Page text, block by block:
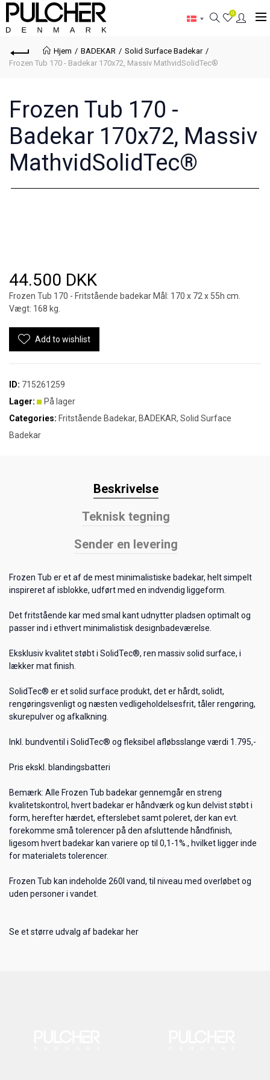
0
Hjem BADEKAR
Solid Surface Badekar
Frozen Tub 170 - Badekar 170x72, Massiv MathvidSolidTec®
Frozen Tub 170 -
Badekar 170x72, Massiv
MathvidSolidTec®
44.500 DKK
Frozen Tub 170 - Fritstående badekar Mål: 170 x 72 x 55h cm.
Vægt: 168 kg.
Add to wishlist
ID: 715261259
Lager:
På lager
Categories: Fritstående Badekar, BADEKAR, Solid Surface
Badekar
Beskrivelse
Teknisk tegning
Sender en levering
Frozen Tub er et af de mest minimalistiske badekar, helt simpelt
inspireret af isblokke, udført med en indvendig liggeform.
Det fritstående kar med smal kant udnytter pladsen optimalt og
passer ind i ethvert minimalistisk designbadeværelse.
Eksklusiv kvalitet støbt i SolidTec®, ren massiv solid surface, i
lækker mat finish.
SolidTec® er et solid surface produkt, det er hårdt, solidt,
rengøringsvenligt og næsten vedligeholdelsesfrit, tåler rengøring,
skurepulver og afkalkning.
Inkl. bundventil i SolidTec® og fleksibel afløbsslange værdi 1.795,-
Pris ekskl. blandingsbatteri
Bemærk: Alle Frozen Tub badekar gennemgår en streng
kvalitetskontrol, hvert badekar er håndværk og kun delvist støbt i
form, herefter hærdet, efterslebet samt poleret, der kan evt.
forekomme små tolerencer på den afsluttende håndfinish,
ligesom hvert badekar kan variere op til 0,1-1%., hvilket ligger inde
for materialets tolerencer.
Frozen Tub kan indeholde 260l vand, til niveau med overløbet og
uden personer i vandet.
Se et større udvalg af badekar her